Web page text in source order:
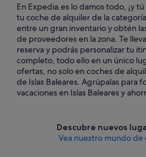
En Expedia.es lo damos todo, ¡y
tu coche de alquiler de la
entre un gran inventario y obtén
de proveedores en la zona. Te
reserva y podrás personalizar tu
completo, todo ello en un único
ofertas, no solo en coches de
de Islas Baleares. Agrúpalas para
vacaciones en Islas Baleares y
Descubre nuevos
Vea nuestro mundo de